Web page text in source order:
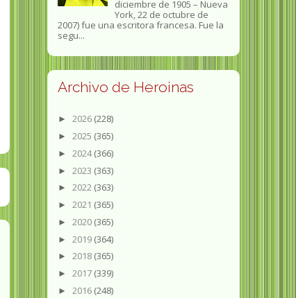
diciembre de 1905 – Nueva
York, 22 de octubre de
2007) fue una escritora francesa. Fue la
segu...
Archivo de Heroinas
► 2026 (228)
► 2025 (365)
► 2024(366)
► 2023 (363)
► 2022 (363)
► 2021 (365)
► 2020 (365)
► 2019 (364)
► 2018 (365)
► 2017 (339)
► 2016 (248)